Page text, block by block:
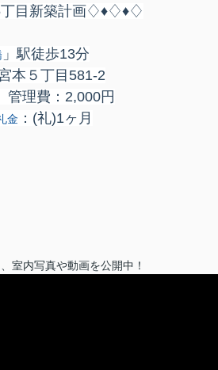
目新築計画♢♦♢♦♢
」駅徒歩13分
本５丁目581-2
理費：2,000円
金 ： (礼)1ヶ月
室内写真や動画を公開中！